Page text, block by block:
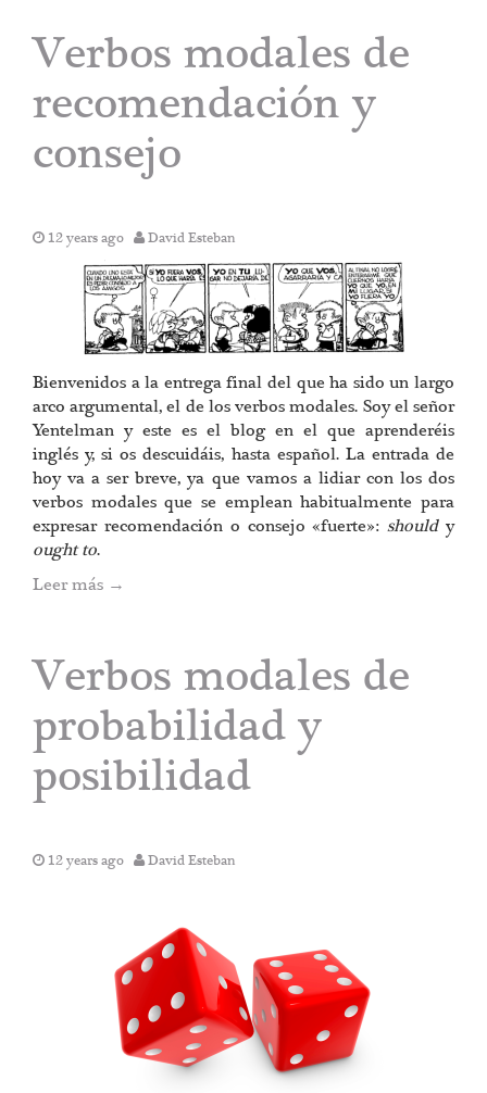
Verbos modales de
recomendación y
consejo
12 years ago David Esteban
Bienvenidos a la entrega final del que ha sido un largo
arco argumental, el de los verbos modales. Soy el señor
Yentelman y este es el blog en el que aprenderéis
inglés y, si os descuidáis, hasta español. La entrada de
hoy va a ser breve, ya que vamos a lidiar con los dos
verbos modales que se emplean habitualmente para
expresar recomendación o consejo «fuerte»:shouldy
ought to.
Leer más →
Verbos modales de
probabilidad y
posibilidad
12 years ago David Esteban